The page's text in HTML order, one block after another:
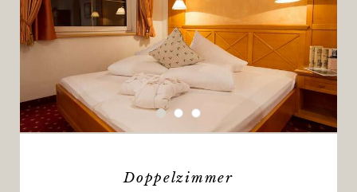
Doppelzimmer